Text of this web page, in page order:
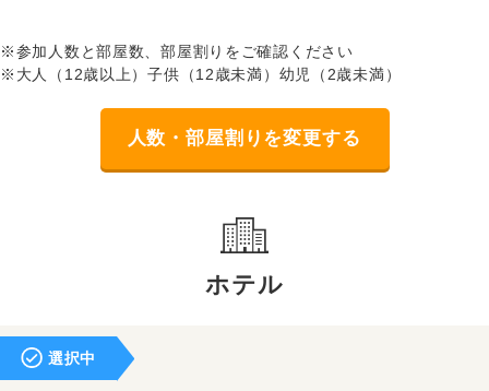
※参加人数と部屋数、部屋割りをご確認ください
※大人（12歳以上）子供（12歳未満）幼児（2歳未満）
人数・部屋割りを変更する
ホテル
選択中